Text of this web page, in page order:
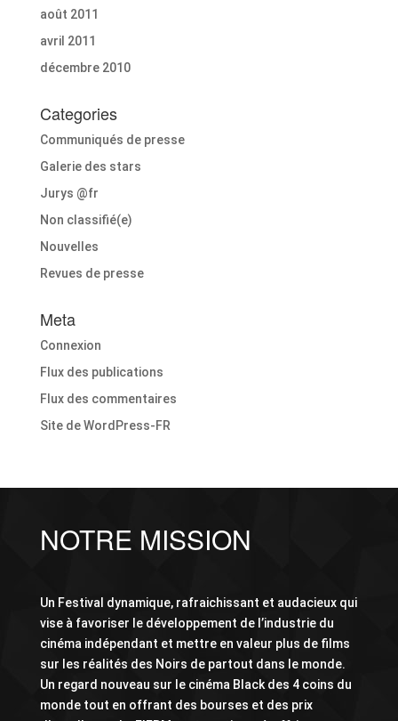
août 2011
avril 2011
décembre 2010
Categories
Communiqués de presse
Galerie des stars
Jurys @fr
Non classifié(e)
Nouvelles
Revues de presse
Meta
Connexion
Flux des publications
Flux des commentaires
Site de WordPress-FR
NOTRE MISSION
Un Festival dynamique, rafraichissant et audacieux qui
vise à favoriser le développement de l’industrie du
cinéma indépendant et mettre en valeur plus de films
sur les réalités des Noirs de partout dans le monde.
Un regard nouveau sur le cinéma Black des 4 coins du
monde tout en offrant des bourses et des prix